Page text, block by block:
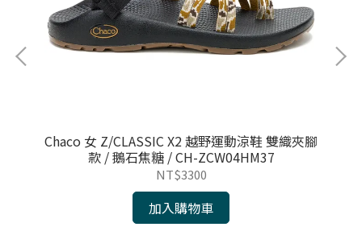
Chaco 女 Z/CLASSIC X2 越野運動涼鞋 雙織夾腳
款 / 鵝石焦糖 / CH-ZCW04HM37
NT$3300
加入購物車